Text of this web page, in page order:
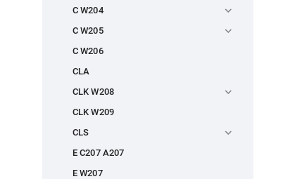
C W204
C W205
C W206
CLA
CLK W208
CLK W209
CLS
E C207 A207
E W207